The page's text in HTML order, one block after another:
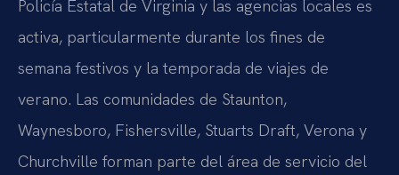
Policía Estatal de Virginia y las agencias locales es
activa, particularmente durante los fines de
semana festivos y la temporada de viajes de
verano. Las comunidades de Staunton,
Waynesboro, Fishersville, Stuarts Draft, Verona y
Churchville forman parte del área de servicio del